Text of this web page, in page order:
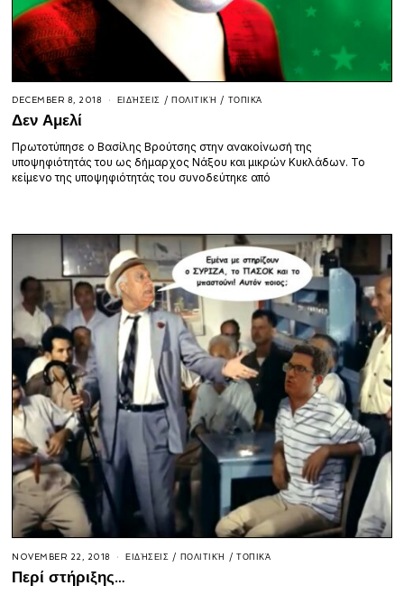
DECEMBER 8, 2018 ΕΙΔΉΣΕΙΣ / ΠΟΛΙΤΙΚΉ / ΤΟΠΙΚΆ
Δεν Αμελί
Πρωτοτύπησε ο Βασίλης Βρούτσης στην ανακοίνωσή της
υποψηφιότητάς του ως δήμαρχος Νάξου και μικρών Κυκλάδων. Το
κείμενο της υποψηφιότητάς του συνοδεύτηκε από
NOVEMBER 22, 2018 ΕΙΔΉΣΕΙΣ / ΠΟΛΙΤΙΚΉ / ΤΟΠΙΚΆ
Περί στήριξης…